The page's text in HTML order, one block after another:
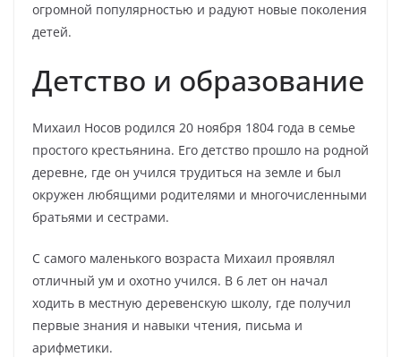
огромной популярностью и радуют новые поколения
детей.
Детство и образование
Михаил Носов родился 20 ноября 1804 года в семье
простого крестьянина. Его детство прошло на родной
деревне, где он учился трудиться на земле и был
окружен любящими родителями и многочисленными
братьями и сестрами.
С самого маленького возраста Михаил проявлял
отличный ум и охотно учился. В 6 лет он начал
ходить в местную деревенскую школу, где получил
первые знания и навыки чтения, письма и
арифметики.